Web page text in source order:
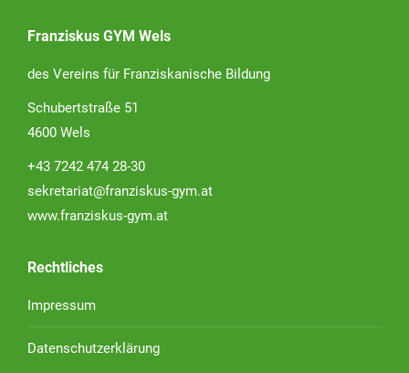
Franziskus GYM Wels
des Vereins für Franziskanische Bildung
Schubertstraße 51
4600 Wels
+43 7242 474 28-30
sekretariat@franziskus-gym.at
www.franziskus-gym.at
Rechtliches
Impressum
Datenschutzerklärung